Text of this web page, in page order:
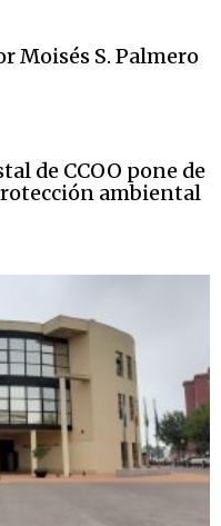
Moisés S. Palmero
de CCOO pone de
ambiental